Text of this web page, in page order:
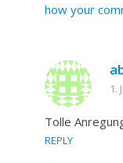
how your
1.
Tolle
REPLY